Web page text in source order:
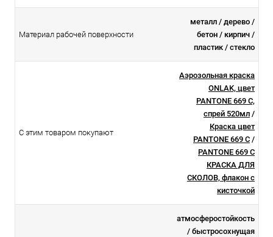
Материал рабочей поверхности
металл / дерево /
бетон / кирпич /
пластик / стекло
С этим товаром покупают
Аэрозольная краска
ONLAK, цвет
PANTONE 669 C,
спрей 520мл /
Краска цвет
PANTONE 669 C /
PANTONE 669 C
КРАСКА ДЛЯ
СКОЛОВ, флакон с
кисточкой
атмосферостойкоcть
/ быстросохнущая